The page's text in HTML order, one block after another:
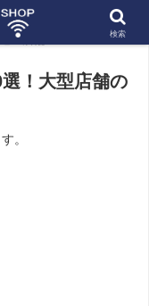
の店舗
！大型店舗の
。
検索